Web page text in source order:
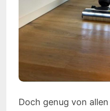
Doch genug von